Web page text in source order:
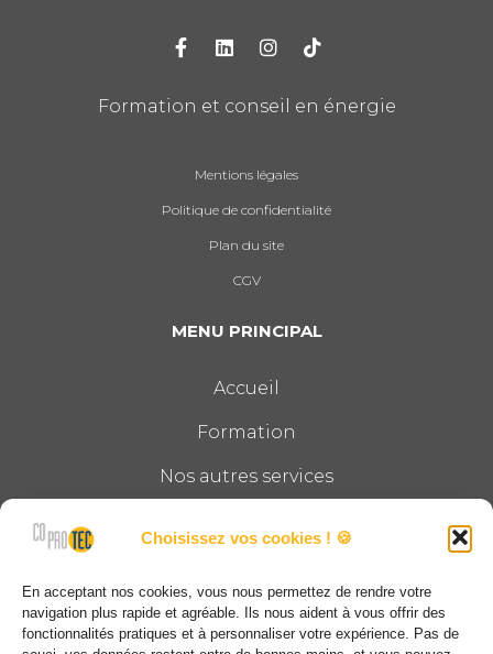
Choisissez vos cookies ! 🍪
En acceptant nos cookies, vous nous permettez de rendre votre
navigation plus rapide et agréable. Ils nous aident à vous offrir des
fonctionnalités pratiques et à personnaliser votre expérience. Pas de
Formation et conseil en énergie
Mentions légales
Politique de confidentialité
Plan du site
CGV
MENU PRINCIPAL
Accueil
Formation
Nos autres services
Contact